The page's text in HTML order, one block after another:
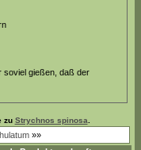
soviel gießen, daß der
zu Strychnos spinosa
»»